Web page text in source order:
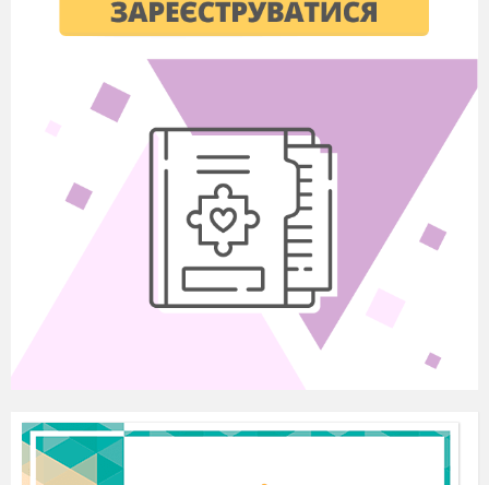
соціально-психологічної реабілітації, трудової
адаптації, успішної соціалізації в суспільстві,
яка відповідала б існуючим інноваціям та
сприяла осучасненню традиційних підходів у
підготовці учнів до самостійного життя.
Виходячи із зазначеного було вирішено
запровадити експериментальне багаторівневе
навчання спеціального навчального закладу, в
якому учні здобувають базову (підготовчий – 9
класи) та професійно-технічну освіту.
Отже, з початку 2016 року робота
колективу Комунального закладу
реалізації експериментальної роботи
регіонального рівня «Проектування